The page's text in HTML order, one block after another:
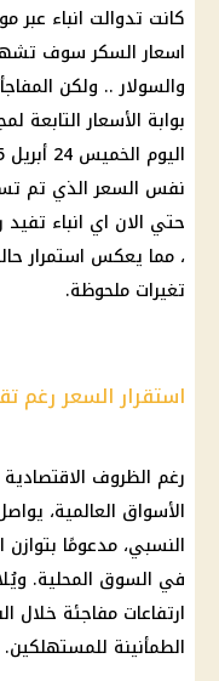
كانت تدوالت انباء عبر
اسعار السكر سوف تشهد
والسولار .. ولكن
بوابة الأسعار التابعة
نفس السعر الذي تم
حتي الان اي انباء
، مما يعكس استمرار
تغيرات ملحوظة.
استقرار السعر رغم
رغم الظروف
الأسواق العالمية،
النسبي، مدعومًا بتوازن
في السوق المحلية.
ارتفاعات مفاجئة خلال
الطمأنينة للمستهلكين.